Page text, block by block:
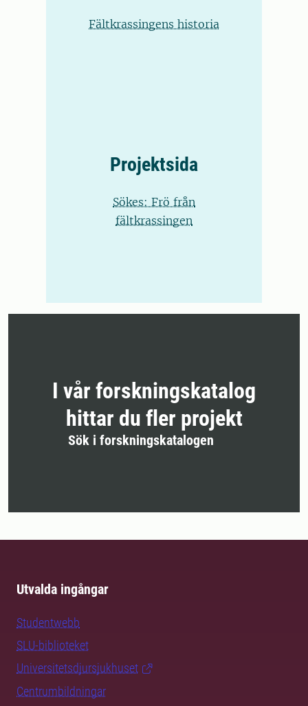
Fältkrassingens historia
Projektsida
Sökes: Frö från
fältkrassingen
I vår forskningskatalog
hittar du fler projekt
Sök i forskningskatalogen
Utvalda ingångar
Studentwebb
SLU-biblioteket
Universitetsdjursjukhuset
Centrumbildningar